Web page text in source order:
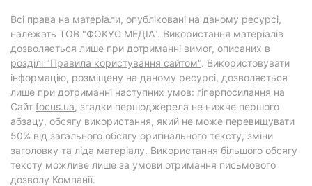
Всі права на матеріали, опубліковані на даному ресурсі,
належать ТОВ "ФОКУС МЕДІА". Використання матеріалів
дозволяється лише при дотриманні вимог, описаних в
розділі "Правила користування сайтом". Використовувати
інформацію, розміщену на даному ресурсі, дозволяється
лише при дотриманні наступних умов: гіперпосилання на
Cайт focus.ua, згадки першоджерела не нижче першого
абзацу, обсягу використання, який не може перевищувати
50% від загального обсягу оригінального тексту, зміни
заголовку та ліда матеріалу. Використання більшого обсягу
тексту можливе лише за умови отримання письмового
дозволу Компанії.